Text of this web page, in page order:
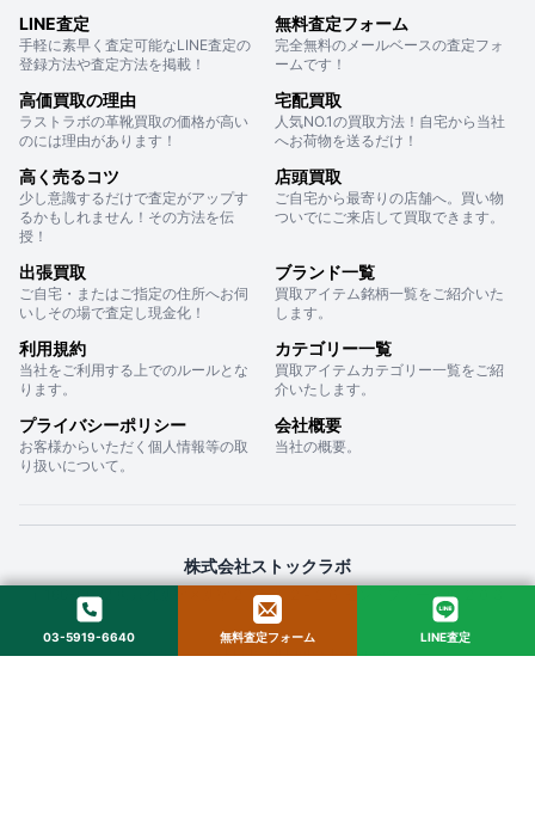
LINE査定
手軽に素早く査定可能なLINE査定の
登録方法や査定方法を掲載！
無料査定フォーム
完全無料のメールベースの査定フォ
ームです！
高価買取の理由
ラストラボの革靴買取の価格が高い
のには理由があります！
宅配買取
人気NO.1の買取方法！自宅から当社
へお荷物を送るだけ！
高く売るコツ
少し意識するだけで査定がアップす
るかもしれません！その方法を伝
授！
店頭買取
ご自宅から最寄りの店舗へ。買い物
ついでにご来店して買取できます。
出張買取
ご自宅・またはご指定の住所へお伺
いしその場で査定し現金化！
ブランド一覧
買取アイテム銘柄一覧をご紹介いた
します。
利用規約
当社をご利用する上でのルールとな
ります。
カテゴリー一覧
買取アイテムカテゴリー一覧をご紹
介いたします。
プライバシーポリシー
お客様からいただく個人情報等の取
り扱いについて。
会社概要
当社の概要。
株式会社ストックラボ
〒160-0022 東京都新宿区新宿２丁目１２−１６ セントフォービル ２０３
© 2025 StockLab. All Rights Reserved.
03-5919-6640 無料査定フォーム LINE査定